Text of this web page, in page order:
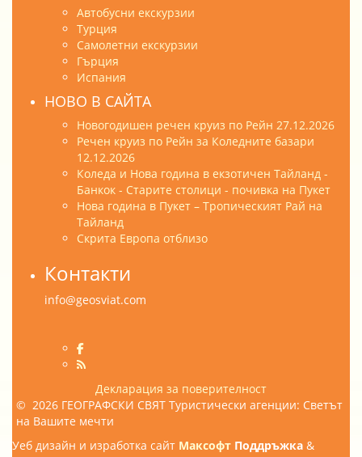
Автобусни екскурзии
Турция
Самолетни екскурзии
Гърция
Испания
НОВО В САЙТА
Новогодишен речен круиз по Рейн 27.12.2026
Речен круиз по Рейн за Коледните базари
12.12.2026
Коледа и Нова година в екзотичен Тайланд -
Банкок - Старите столици - почивка на Пукет
Нова година в Пукет – Тропическият Рай на
Тайланд
Скрита Европа отблизо
Контакти
info@geosviat.com
Декларация за поверителност
© 2026 ГЕОГРАФСКИ СВЯТ Туристически агенции: Светът
на Вашите мечти
Уеб дизайн и изработка сайт Максофт Поддръжка &